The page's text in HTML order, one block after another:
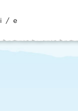
i / e